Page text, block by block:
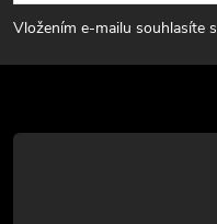
í
p
p
t
Vložením e-mailu souhlasíte s